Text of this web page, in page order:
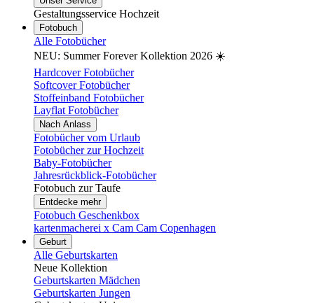
Gestaltungsservice Hochzeit
Fotobuch
Alle Fotobücher
NEU: Summer Forever Kollektion 2026 ☀️
Hardcover Fotobücher
Softcover Fotobücher
Stoffeinband Fotobücher
Layflat Fotobücher
Nach Anlass
Fotobücher vom Urlaub
Fotobücher zur Hochzeit
Baby-Fotobücher
Jahresrückblick-Fotobücher
Fotobuch zur Taufe
Entdecke mehr
Fotobuch Geschenkbox
kartenmacherei x Cam Cam Copenhagen
Geburt
Alle Geburtskarten
Neue Kollektion
Geburtskarten Mädchen
Geburtskarten Jungen